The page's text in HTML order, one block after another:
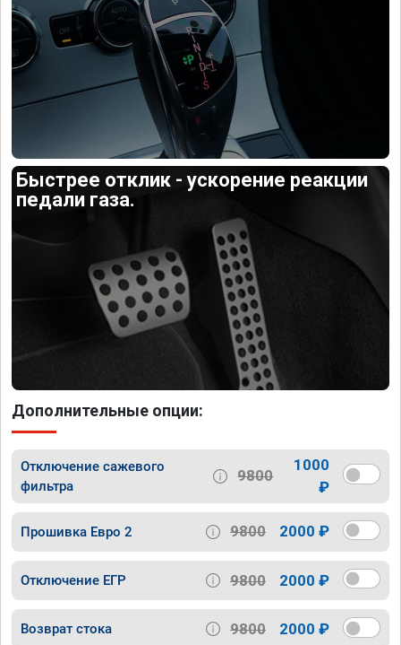
Быстрее отклик - ускорение реакции
педали газа.
Дополнительные опции:
Отключение сажевого
фильтра
9800
1000
₽
Прошивка Евро 2 9800 2000 ₽
Отключение ЕГР 9800 2000 ₽
Возврат стока 9800 2000 ₽